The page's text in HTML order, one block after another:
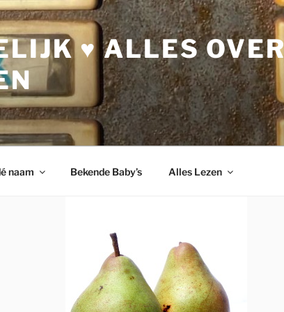
♥ ALLES OVER
naam Bekende Baby’s Alles Lezen